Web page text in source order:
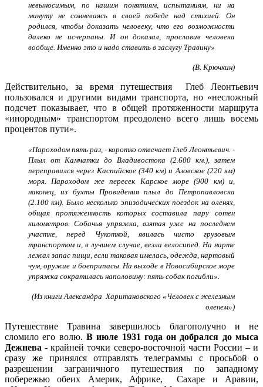
невыносимым, по нашим понятиям, испытаниям, ни на
минуту не сомневаясь в своей победе над стихией. Он
родился, чтобы доказать человеку, что его возможности
далеко не исчерпаны. И он доказал, прославив человека
вообще. Именно это и надо ставить в заслугу Травину»
(В. Крючкин)
Действительно, за время путешествия Глеб Леонтьевич
пользовался и другими видами транспорта, но «несложный
подсчет показывает, что в общей протяженности маршрута
«инородным» транспортом преодолено всего лишь восемь
процентов пути».
«Пароходом пять раз, - коротко отвечает Глеб Леонтьевич. -
Плыл от Камчатки до Владивостока (2.600 км.), затем
переправился через Каспийское (340 км) и Азовское (220 км)
моря. Пароходом же пересек Карское море (900 км) и,
наконец, из бухты Провидения плыл до Петропавловска
(2.100 км). Было несколько эпизодических поездок на оленях,
общая протяженность которых составила пару сотен
километров. Собачья упряжка, взятая уже на последнем
участке, перед Чукоткой, явилась чисто грузовым
транспортом и, в лучшем случае, везла велосипед. На нарте
лежал запас пищи, если таковая имелась, одежда, нартовый
чум, оружие и боеприпасы. На выходе в Новосибирское море
упряжка сократилась наполовину: пять собак погибли».
(Из книги Александра Харитановского «Человек с железным
оленем»)
Путешествие Травина завершилось благополучно и не
сломило его волю. В июле 1931 года он добрался до мыса
Дежнева - крайней точки северо-восточной части России – и
сразу же принялся отправлять телеграммы с просьбой о
разрешении заграничного путешествия по западному
побережью обеих Америк, Африке, Сахаре и Аравии,